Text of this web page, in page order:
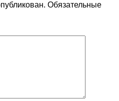
Обязательные